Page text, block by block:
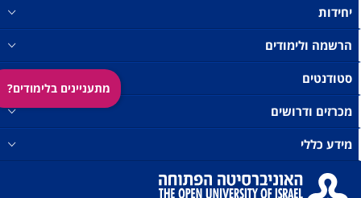
מתעניינים בלימודים?
יחידות
הרשמה ולימודים
סטודנטים
מכרזים ודרושים
מידע כללי